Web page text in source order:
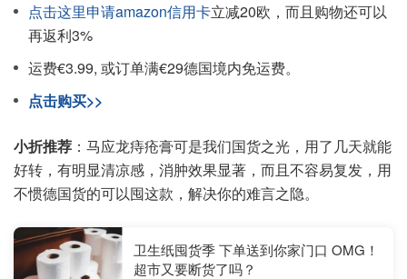
点击这里申请amazon信用卡立减20欧，而且购物还可以
再返利3%
运费€3.99, 或订单满€29德国境内免运费。
点击购买>>
小折推荐 ：马应龙痔疮膏可是我们国货之光，用了几天就能
好转，有明显清凉感，消肿效果显著，而且不容易复发，用
不惯德国货的可以囤这款，解决你的难言之隐。
卫生纸囤货季 下单送到你家门口 OMG！
超市又要断货了吗？